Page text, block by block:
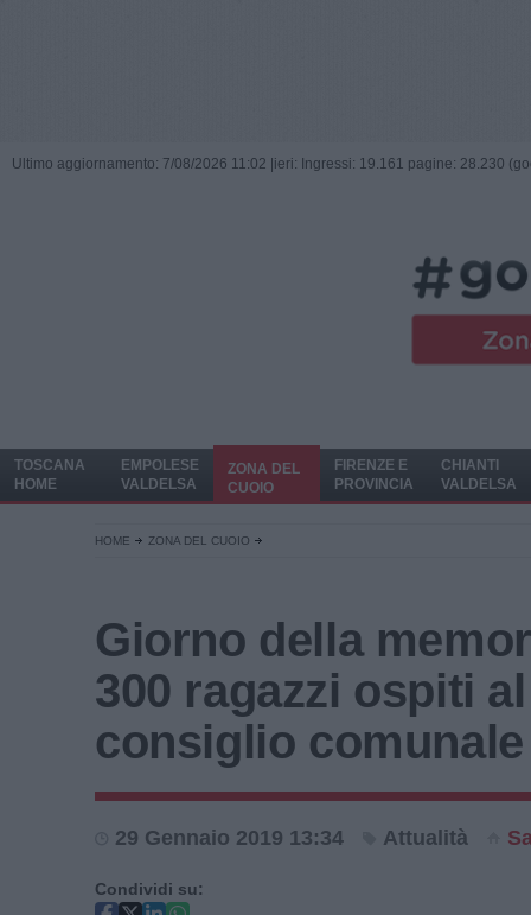
Ultimo aggiornamento: 7/08/2026 11:02 | ieri: Ingressi: 19.161 pagine: 28.230
TOSCANA
HOME
EMPOLESE
VALDELSA
ZONA DEL
CUOIO
FIRENZE E
PROVINCIA
CHIANTI
VALDELSA
HOME ZONA DEL CUOIO
Giorno della
300 ragazzi ospiti al
consiglio comunale
29 Gennaio 2019 13:34 Attualità
Condividi su: